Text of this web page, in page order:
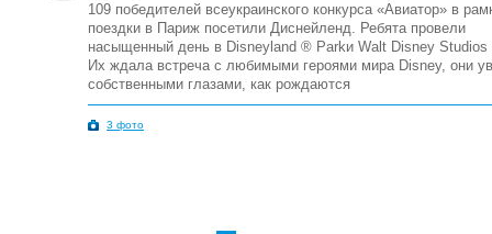
109 победителей всеукраинского конкурса «Авиатор» в
поездки в Париж посетили Диснейленд. Ребята провели
насыщенный день в Disneyland ® Parkи Walt Disney
Их ждала встреча с любимыми героями мира Disney, они
собственными глазами, как рождаются
3 фото